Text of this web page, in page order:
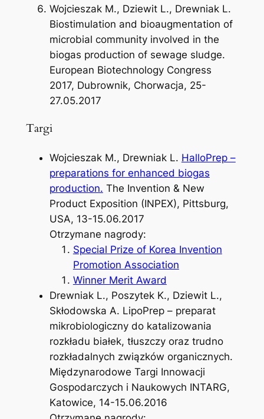
Wojcieszak M., Dziewit L., Drewniak L.
Biostimulation and bioaugmentation of
microbial community involved in the
biogas production of sewage sludge.
European Biotechnology Congress
2017, Dubrownik, Chorwacja, 25-
27.05.2017
Targi
Wojcieszak M., Drewniak L. HalloPrep –
preparations for enhanced biogas
production. The Invention & New
Product Exposition (INPEX), Pittsburg,
USA, 13-15.06.2017
Otrzymane nagrody:
Special Prize of Korea Invention
Promotion Association
Winner Merit Award
Drewniak L., Poszytek K., Dziewit L.,
Skłodowska A. LipoPrep – preparat
mikrobiologiczny do katalizowania
rozkładu białek, tłuszczy oraz trudno
rozkładalnych związków organicznych.
Międzynarodowe Targi Innowacji
Gospodarczych i Naukowych INTARG,
Katowice, 14-15.06.2016